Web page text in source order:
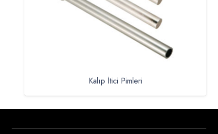
Kalıp İtici Pimleri